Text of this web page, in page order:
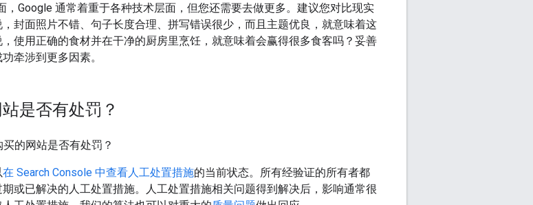
，Google 通常着重于各种技术层面，但您还需要去做更多。建议您对比现实
封面照片不错、句子长度合理、拼写错误很少，而且主题优良，就意味着这
使用正确的食材并在干净的厨房里烹饪，就意味着会赢得很多食客吗？妥善
牵涉到更多因素。
是否有处罚？
的网站是否有处罚？
在 Search Console 中查看人工处置措施的当前状态。所有经验证的所有者都
或已解决的人工处置措施。人工处置措施相关问题得到解决后，影响通常很